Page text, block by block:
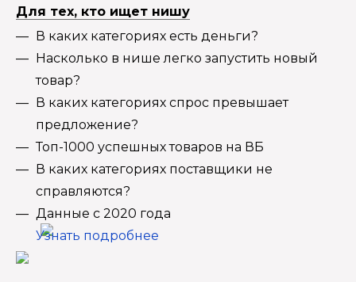
Для тех, кто ищет нишу
В каких категориях есть деньги?
Насколько в нише легко запустить новый
товар?
В каких категориях спрос превышает
предложение?
Топ-1000 успешных товаров на ВБ
В каких категориях поставщики не
справляются?
Данные с 2020 года
Узнать подробнее